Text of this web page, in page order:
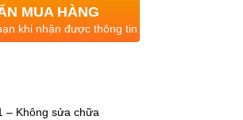
MUA HÀNG
khi nhận được thông tin
– Không sửa chữa